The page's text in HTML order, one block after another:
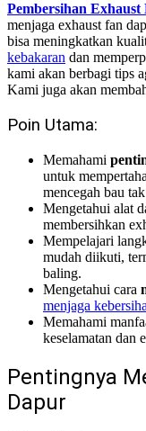
Pembersihan
menjaga exhaust fan
bisa meningkatkan
kebakaran dan
kami akan berbagi tips
Kami juga akan
Poin Utama:
Memahami
untuk
mencegah bau
Mengetahui alat
membersihkan
Mempelajari
mudah diikuti,
baling.
Mengetahui cara
menjaga
Memahami
keselamatan dan
Pentingnya
Dapur